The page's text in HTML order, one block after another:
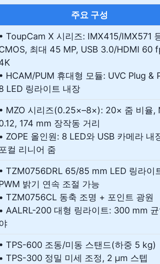
주요 구성
• ToupCam X 시리즈: IMX415/IMX571
최대 45 MP, USB 3.0/HDMI 60
• HCAM/PUM 휴대형 모듈: UVC Plug &
LED 링라이트 내장
• MZO 시리즈(0.25×–8×): 20× 줌 비율,
174 mm 장작동 거리
• ZOPE 올인원: 8 LED와 USB 카메라 내
포컬 리니어 줌
• TZM0756DRL 65/85 mm LED 링라이
밝기 연속 조절 가능
• TZM0756CL 동축 조명 + 포인트 광원
• AALRL-200 대형 링라이트: 300 mm 균
• TPS-600 조동/미동 스탠드(하중 5 kg)
• TPS-300 정밀 미세 조정, 2 µm 스텝